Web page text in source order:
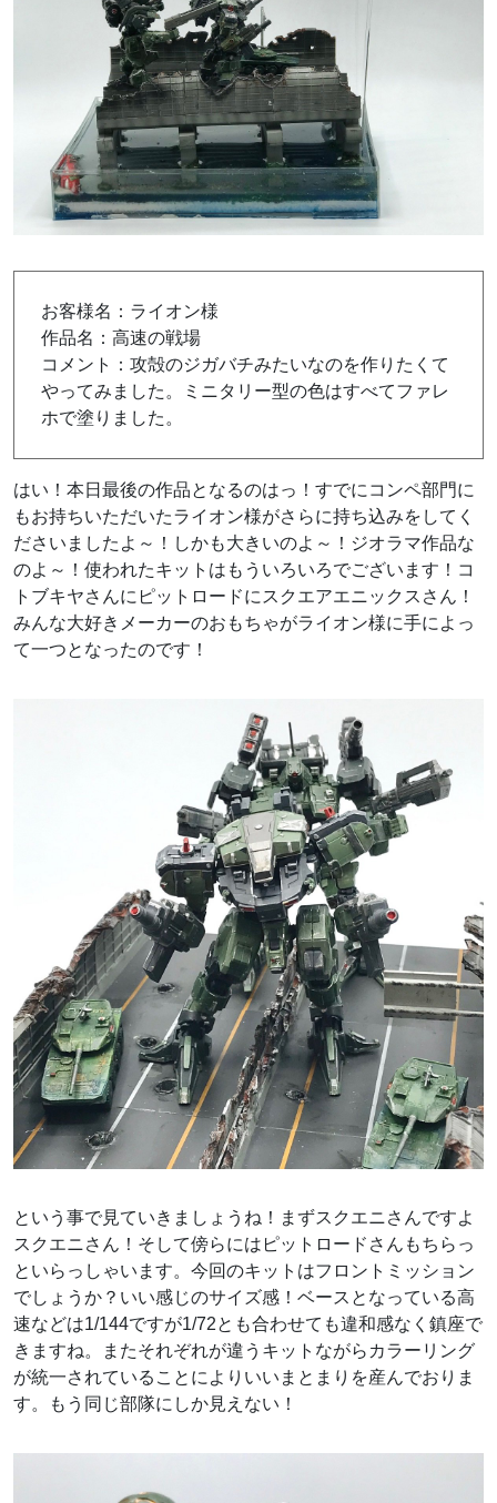
お客様名：ライオン様
作品名：高速の戦場
コメント：攻殻のジガバチみたいなのを作りたくて
やってみました。ミニタリー型の色はすべてファレ
ホで塗りました。
はい！本日最後の作品となるのはっ！すでにコンペ部門に
もお持ちいただいたライオン様がさらに持ち込みをしてく
ださいましたよ～！しかも大きいのよ～！ジオラマ作品な
のよ～！使われたキットはもういろいろでございます！コ
トブキヤさんにピットロードにスクエアエニックスさん！
みんな大好きメーカーのおもちゃがライオン様に手によっ
て一つとなったのです！
という事で見ていきましょうね！まずスクエニさんですよ
スクエニさん！そして傍らにはピットロードさんもちらっ
といらっしゃいます。今回のキットはフロントミッション
でしょうか？いい感じのサイズ感！ベースとなっている高
速などは1/144ですが1/72とも合わせても違和感なく鎮座で
きますね。またそれぞれが違うキットながらカラーリング
が統一されていることによりいいまとまりを産んでおりま
す。もう同じ部隊にしか見えない！